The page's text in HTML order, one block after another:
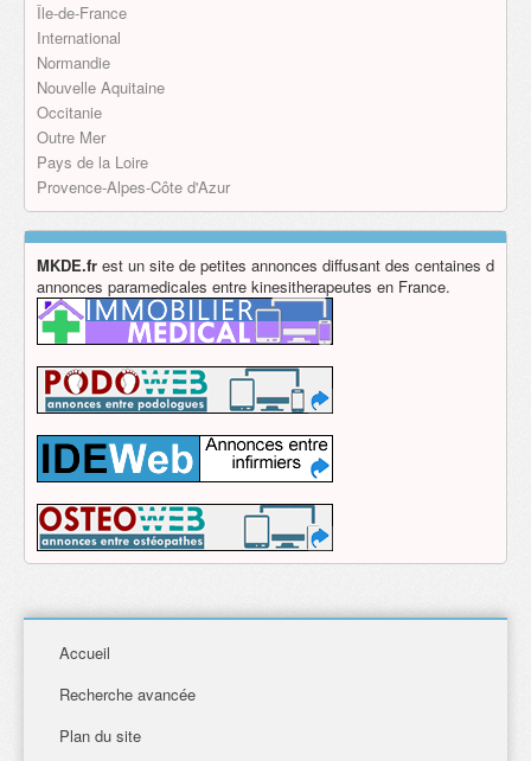
Île-de-France
International
Normandie
Nouvelle Aquitaine
Occitanie
Outre Mer
Pays de la Loire
Provence-Alpes-Côte d'Azur
MKDE.fr est un site de petites annonces diffusant des centaines d
annonces paramedicales entre kinesitherapeutes en France.
Accueil
Recherche avancée
Plan du site